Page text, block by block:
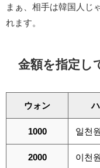
まぁ、相手は韓国人じ
れます。
金額を指定し
ウォン
1000 일천
2000 이천